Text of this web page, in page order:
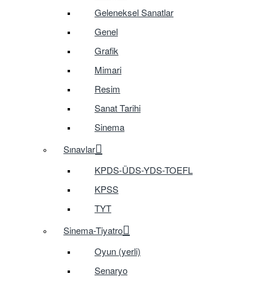
Geleneksel Sanatlar
Genel
Grafik
Mimari
Resim
Sanat Tarihi
Sinema
Sınavlar
KPDS-ÜDS-YDS-TOEFL
KPSS
TYT
Sinema-Tiyatro
Oyun (yerli)
Senaryo